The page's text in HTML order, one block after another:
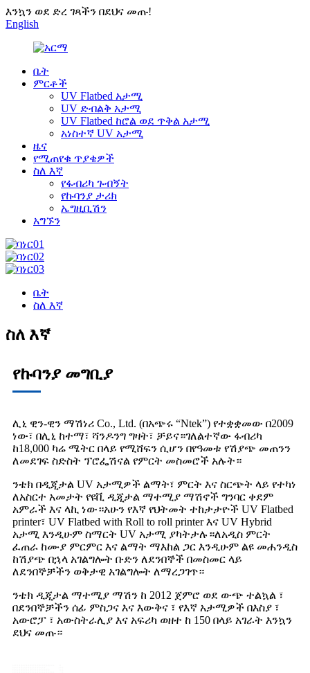
እንኳን ወደ ድረ ገጻችን በደህና መጡ!
English
ቤት
ምርቶች
UV Flatbed አታሚ
UV ድብልቅ አታሚ
UV Flatbed ከሮል ወደ ጥቅል አታሚ
አነስተኛ UV አታሚ
ዜና
የሚጠየቁ ጥያቄዎች
ስለ እኛ
የፋብሪካ ጉብኝት
የኩባንያ ታሪክ
ኤግዚቢሽን
አግኙን
ቤት
ስለ እኛ
ስለ እኛ
የኩባንያ መግቢያ
ሊኒ ዊን-ዊን ማሽነሪ Co., Ltd. (በአጭሩ “Ntek”) የተቋቋመው በ2009
ነው፣ በሊኒ ከተማ፣ ሻንዶንግ ግዛት፣ ቻይና።ገለልተኛው ፋብሪካ
ከ18,000 ካሬ ሜትር በላይ የሚሸፍን ሲሆን በየዓመቱ የሽያጭ መጠንን
ለመደገፍ ስድስት ፕሮፌሽናል የምርት መስመሮች አሉት።
ንቴክ በዲጂታል UV አታሚዎች ልማት፣ ምርት እና ስርጭት ላይ የተካነ
ለአስርተ አመታት የዩቪ ዲጂታል ማተሚያ ማሽኖች ግንባር ቀደም
አምራች እና ላኪ ነው።አሁን የእኛ የህትመት ተከታታዮች UV Flatbed
printer፣ UV Flatbed with Roll to roll printer እና UV Hybrid
አታሚ እንዲሁም ስማርት UV አታሚ ያካትታሉ።ለአዲስ ምርት
ፈጠራ ከሙያ ምርምር እና ልማት ማእከል ጋር እንዲሁም ልዩ መሐንዲስ
ከሽያጭ በኋላ አገልግሎት ቡድን ለደንበኞች በመስመር ላይ
ለደንበኞቻችን ወቅታዊ አገልግሎት ለማረጋገጥ።
ንቴክ ዲጂታል ማተሚያ ማሽን ከ 2012 ጀምሮ ወደ ውጭ ተልኳል ፣
በደንበኞቻችን ሰፊ ምስጋና እና እውቅና ፣ የእኛ አታሚዎች በእስያ ፣
አውሮፓ ፣ አውስትራሊያ እና አፍሪካ ወዘተ ከ 150 በላይ አገራት እንኳን
ደህና መጡ።